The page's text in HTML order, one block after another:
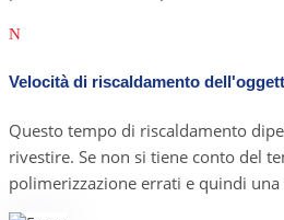
N
Velocità di riscaldamento
Questo tempo di riscaldamento
rivestire. Se non si tiene conto del
polimerizzazione errati e quindi